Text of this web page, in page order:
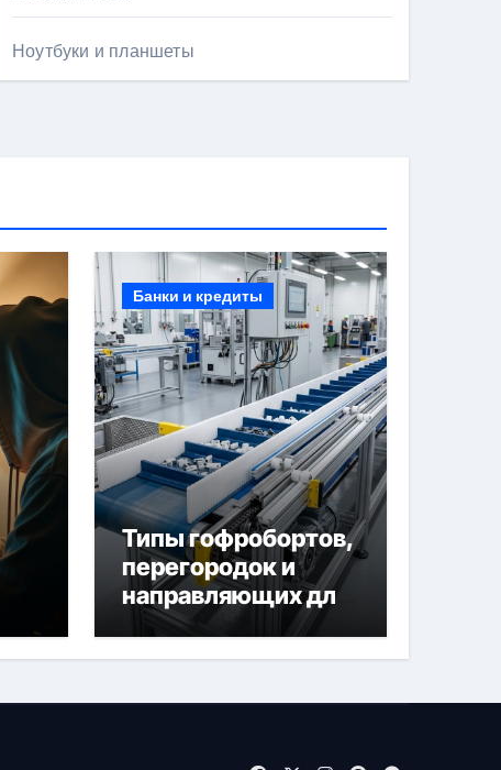
Ноутбуки и планшеты
Банки и кредиты
Типы гофробортов,
перегородок и
направляющих для
конвейерных лент